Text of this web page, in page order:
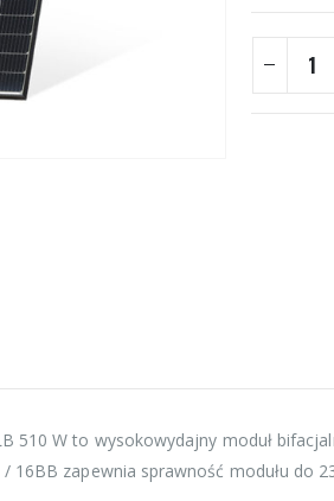
510 W to wysokowydajny moduł
zapewnia sprawność modułu do